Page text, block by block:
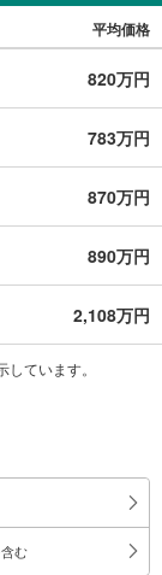
平均価格
820万円
783万円
870万円
890万円
2,108万円
ています。
む